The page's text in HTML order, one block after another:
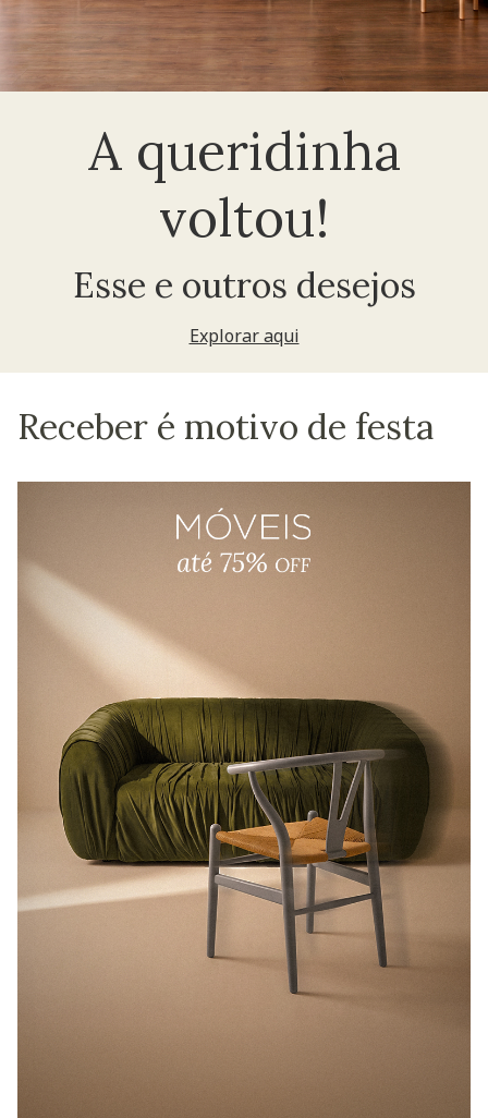
A queridinha
voltou!
Esse e outros desejos
Explorar aqui
Receber é motivo de festa